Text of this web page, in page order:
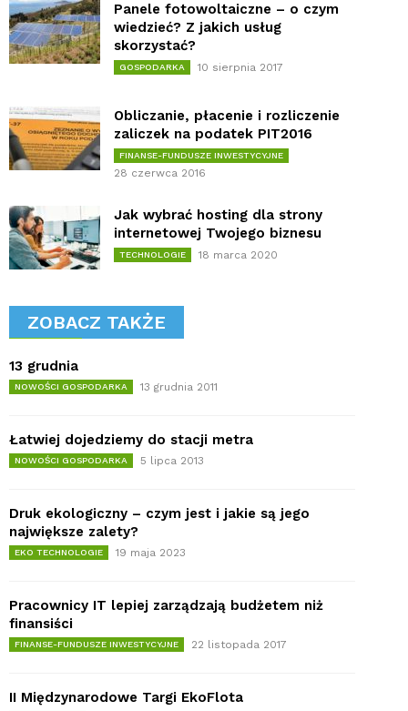
Panele fotowoltaiczne – o czym
wiedzieć? Z jakich usług
skorzystać?
GOSPODARKA 10 sierpnia 2017
Obliczanie, płacenie i rozliczenie
zaliczek na podatek PIT2016
FINANSE-FUNDUSZE INWESTYCYJNE
28 czerwca 2016
Jak wybrać hosting dla strony
internetowej Twojego biznesu
TECHNOLOGIE 18 marca 2020
ZOBACZ TAKŻE
13 grudnia
NOWOŚCI GOSPODARKA 13 grudnia 2011
Łatwiej dojedziemy do stacji metra
NOWOŚCI GOSPODARKA 5 lipca 2013
Druk ekologiczny – czym jest i jakie są jego
największe zalety?
EKO TECHNOLOGIE 19 maja 2023
Pracownicy IT lepiej zarządzają budżetem niż
finansiści
FINANSE-FUNDUSZE INWESTYCYJNE 22 listopada 2017
II Międzynarodowe Targi EkoFlota